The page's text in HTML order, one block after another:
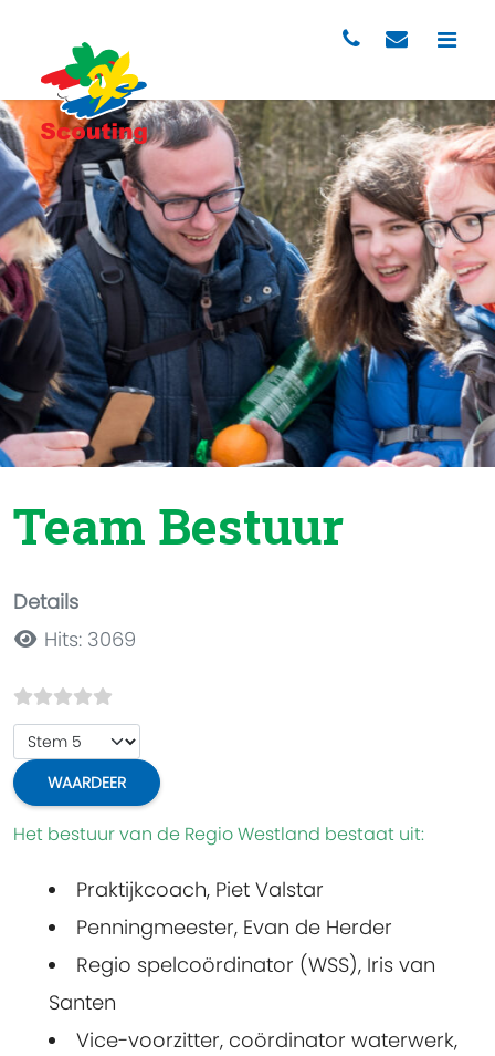
Team Bestuur
Details
Hits: 3069
Voeg waardering toe
Het bestuur van de Regio Westland bestaat uit:
Praktijkcoach, Piet Valstar
Penningmeester, Evan de Herder
Regio spelcoördinator (WSS), Iris van
Santen
Vice-voorzitter, coördinator waterwerk,